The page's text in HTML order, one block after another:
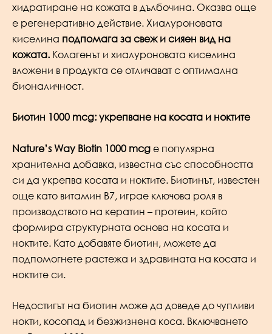
хидратиране на кожата в дълбочина. Оказва още
е регенеративно действие. Хиалуроновата
киселина подпомага за свеж и сияен вид на
кожата. Колагенът и хиалуроновата киселина
вложени в продукта се отличават с оптимална
бионаличност.
Биотин 1000 mcg: укрепване на косата и ноктите
Nature’s Way Biotin 1000 mcg е популярна
хранителна добавка, известна със способността
си да укрепва косата и ноктите. Биотинът, известен
още като витамин В7, играе ключова роля в
производството на кератин – протеин, който
формира структурната основа на косата и
ноктите. Като добавяте биотин, можете да
подпомогнете растежа и здравината на косата и
ноктите си.
Недостигът на биотин може да доведе до чупливи
нокти, косопад и безжизнена коса. Включването